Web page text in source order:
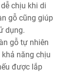
chịu khi di
gỗ cũng giúp
dụng.
gỗ tự nhiên
năng chịu
được lắp